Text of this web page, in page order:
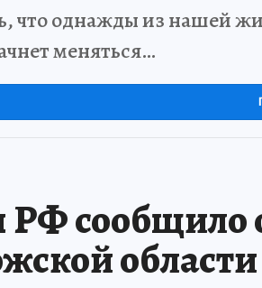
что однажды из нашей
меняться…
сообщило
области